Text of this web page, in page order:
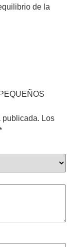
de la
publicada. Los